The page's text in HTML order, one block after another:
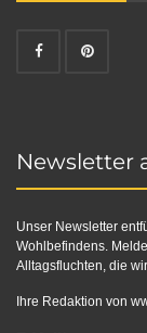
Newsletter
Unser Newsletter
Wohlbefindens.
Alltagsfluchten, die
Ihre Redaktion von